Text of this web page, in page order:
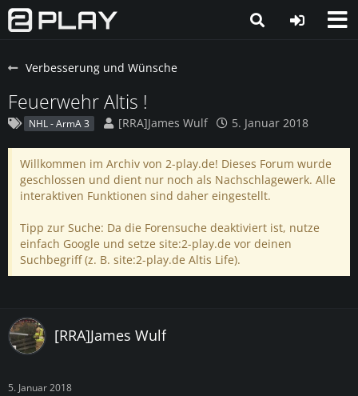
Verbesserung und Wünsche
Feuerwehr Altis !
NHL - ArmA 3 [RRA]James Wulf 5. Januar 2018
Willkommen im Archiv von 2-play.de! Dieses Forum wurde
geschlossen und dient nur noch als Nachschlagewerk. Alle
interaktiven Funktionen sind daher eingestellt.
Tipp zur Suche: Da die Forensuche deaktiviert ist, nutze
einfach Google und setze site:2-play.de vor deinen
Suchbegriff (z. B. site:2-play.de Altis Life).
[RRA]James Wulf
5. Januar 2018